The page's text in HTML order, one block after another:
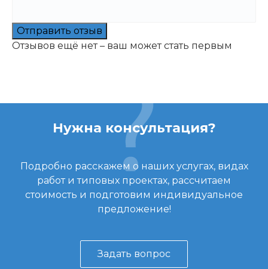
Отправить отзыв
Отзывов ещё нет – ваш может стать первым
Нужна консультация?
Подробно расскажем о наших услугах, видах
работ и типовых проектах, рассчитаем
стоимость и подготовим индивидуальное
предложение!
Задать вопрос